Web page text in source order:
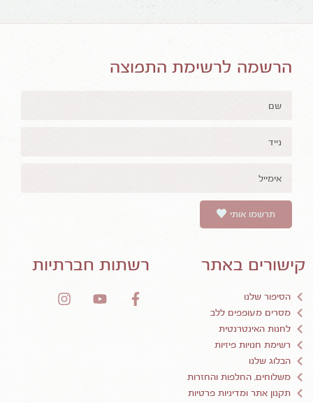
רשתות חברתיות קישורים באתר
הסיפור שלנו
מסרים מעופפים ללב
לחנות האינטרנטית
רשימת חנויות פיזיות
הבלוג שלנו
משלוחים, החלפות והחזרות
תקנון אתר ומדיניות פרטיות
הרשמה לרשימת התפוצה
תרשמו אותי